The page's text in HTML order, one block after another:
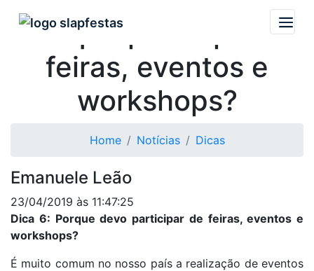
Por que participar de
feiras, eventos e
workshops?
Home Notícias Dicas
Emanuele Leão
23/04/2019 às 11:47:25
Dica 6: Porque devo participar de feiras, eventos e
workshops?
É muito comum no nosso país a realização de eventos